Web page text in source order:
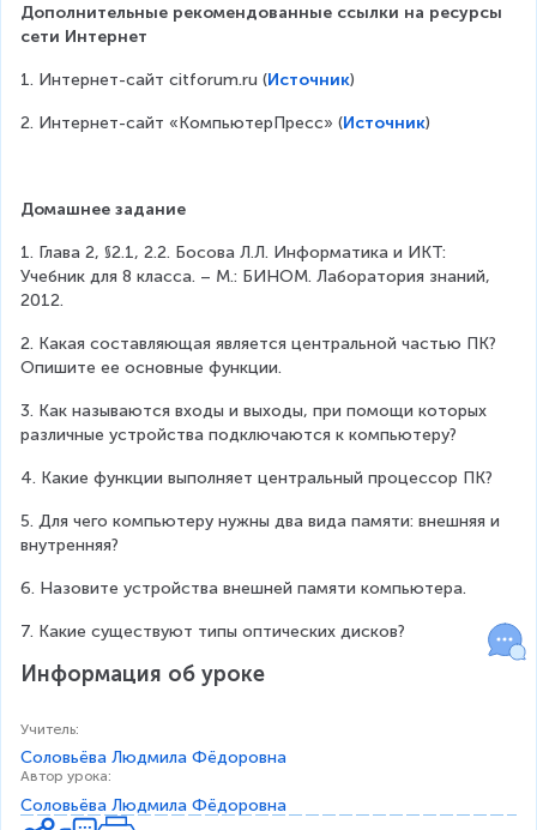
Дополнительные рекомендованные ссылки на ресурсы
сети Интернет
1. Интернет-сайт citforum.ru (Источник)
2. Интернет-сайт «КомпьютерПресс» (Источник)
Домашнее задание
1. Глава 2, §2.1, 2.2. Босова Л.Л. Информатика и ИКТ:
Учебник для 8 класса. – М.: БИНОМ. Лаборатория знаний,
2012.
2. Какая составляющая является центральной частью ПК?
Опишите ее основные функции.
3. Как называются входы и выходы, при помощи которых
различные устройства подключаются к компьютеру?
4. Какие функции выполняет центральный процессор ПК?
5. Для чего компьютеру нужны два вида памяти: внешняя и
внутренняя?
6. Назовите устройства внешней памяти компьютера.
7. Какие существуют типы оптических дисков?
Информация об уроке
Учитель:
Соловьёва Людмила Фёдоровна
Автор урока:
Соловьёва Людмила Фёдоровна